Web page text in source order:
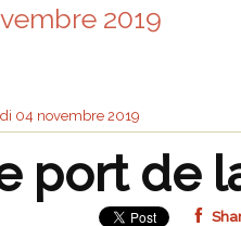
2019
04 novembre 2019
port de